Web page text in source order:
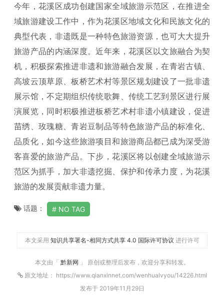
今年，花溪区成功创建国家全域旅游示范区，在推进全
域旅游建设工作中，作为花溪区地域文化和民族文化的
典型代表，非遗既是一种特色旅游资源，也可大大提升
旅游产品的内涵深度。近年来，花溪区以文旅融合为契
机，积极探索推进非遗和旅游融合发展，在青岩古镇、
高坡云顶草原、板桥艺术村等景区规划建设了一批非遗
展示馆，不定期组织传统歌舞、传统工艺到景区进行展
演展览，同时积极推进板桥艺术村非遗小镇建设，促进
苗绣、玫瑰糖、青岩豆制品等特色旅游产品的标准化、
品质化，如今这些旅游项目和旅游商品都已成为深受游
客喜爱的旅游产品。下步，花溪区将以创建全域旅游示
范区为抓手，加大非遗挖掘、保护和传承力度，为花溪
旅游的发展贡献非遗力量。
话题： NO TAG
本文采用 知识共享署名-相同方式共享 4.0 国际许可协议 进行许可
本文由「 黔新网 」 原创或整理后发布，欢迎分享和转发。
原文地址： https://www.qianxinnet.com/wenhualvyou/14226.html
发布于 2019年11月29日